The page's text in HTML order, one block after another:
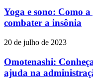
Yoga e sono: Como
combater a insônia
20 de julho de 2023
Omotenashi:
ajuda na